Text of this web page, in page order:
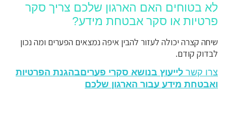
לא בטוחים האם הארגון שלכם צריך סקר
פרטיות או סקר אבטחת מידע?
שיחה קצרה יכולה לעזור להבין איפה נמצאים הפערים ומה נכון
לבדוק קודם.
צרו קשר לייעוץ בנושא סקרי פעריםבהגנת הפרטיות
ואבטחת מידע עבור הארגון שלכם